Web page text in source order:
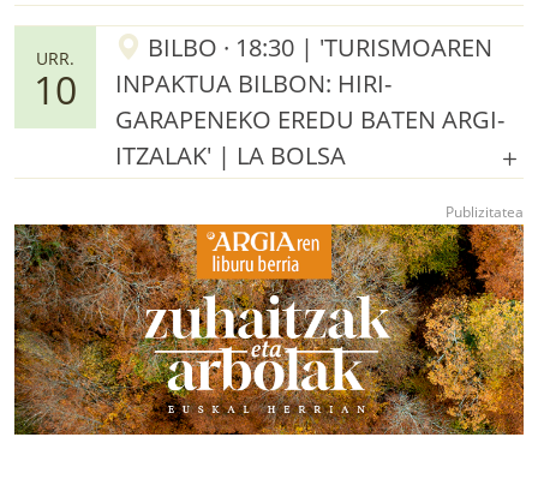
URR.
10
BILBO · 18:30 | 'TURISMOAREN
INPAKTUA BILBON: HIRI-
GARAPENEKO EREDU BATEN ARGI-
ITZALAK' | LA BOLSA